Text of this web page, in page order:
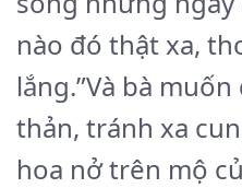
nào đó thật xa,
lắng.”Và bà
thản, tránh xa
hoa nở trên mộ